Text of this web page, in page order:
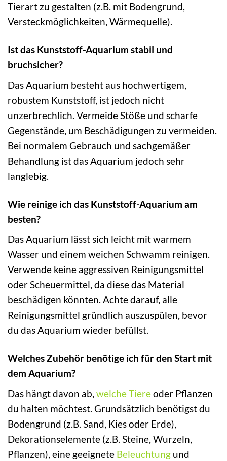
Tierart zu gestalten (z.B. mit Bodengrund,
Versteckmöglichkeiten, Wärmequelle).
Ist das Kunststoff-Aquarium stabil und
bruchsicher?
Das Aquarium besteht aus hochwertigem,
robustem Kunststoff, ist jedoch nicht
unzerbrechlich. Vermeide Stöße und scharfe
Gegenstände, um Beschädigungen zu vermeiden.
Bei normalem Gebrauch und sachgemäßer
Behandlung ist das Aquarium jedoch sehr
langlebig.
Wie reinige ich das Kunststoff-Aquarium am
besten?
Das Aquarium lässt sich leicht mit warmem
Wasser und einem weichen Schwamm reinigen.
Verwende keine aggressiven Reinigungsmittel
oder Scheuermittel, da diese das Material
beschädigen könnten. Achte darauf, alle
Reinigungsmittel gründlich auszuspülen, bevor
du das Aquarium wieder befüllst.
Welches Zubehör benötige ich für den Start mit
dem Aquarium?
Das hängt davon ab, welche Tiereoder Pflanzen
du halten möchtest. Grundsätzlich benötigst du
Bodengrund (z.B. Sand, Kies oder Erde),
Dekorationselemente (z.B. Steine, Wurzeln,
Pflanzen), eine geeignete Beleuchtung und